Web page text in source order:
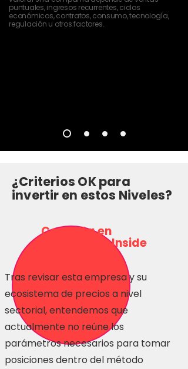
puntuales, ingresos recurrentes, ciclos
económicos, contratos, consumo, tecnología,
regulación u otros factores.
¿Criterios OK para
invertir en estos Niveles?
Consulta en
Inversionas Inside
Tras revisar esta empresa y su
ecosistema de precios a nivel
sectorial, entendemos que
actualmente no reúne los
parámetros necesarios para tomar
posiciones dentro del método